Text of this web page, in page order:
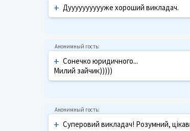
+ Дууууууууууже хороший викладач.
+ Сонечко юридичного...
Милий зайчик)))))
+ Суперовий викладач! Розумний,